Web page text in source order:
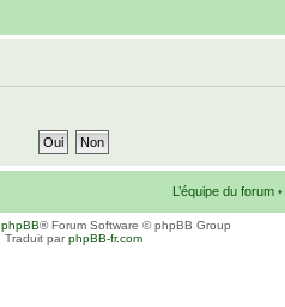
L’équipe du forum •
phpBB® Forum Software © phpBB Group
Traduit parphpBB-fr.com